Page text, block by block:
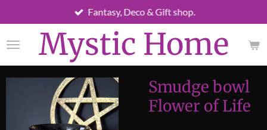
direct
naar
Mystic Home
Fantasy, Deco & Gift shop.
Smudge bowl
Flower of Life